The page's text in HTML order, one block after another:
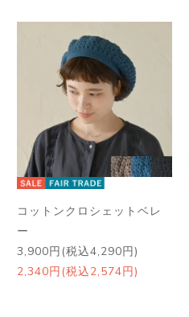
コットンクロシェットベレ
ー
3,900円(税込4,290円)
2,340円(税込2,574円)